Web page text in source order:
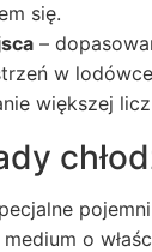
się.
–
w
większej
o